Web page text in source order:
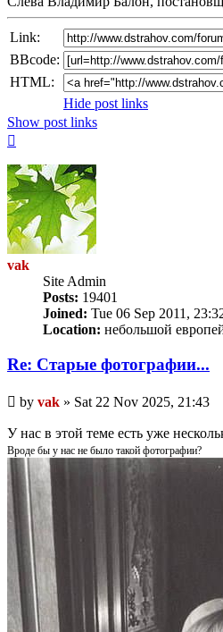
Link:
BBcode:
HTML:
Hide post links
Show post links
vak
Site Admin
Posts: 19401
Joined: Tue 06 Sep 2011,
Location: небольшой
Re: Старые фотографии...
Unread
post
by vak » Sat 22 Nov 2025, 21:43
У нас в этой теме есть уже
Вроде бы у нас не было такой фотографии?